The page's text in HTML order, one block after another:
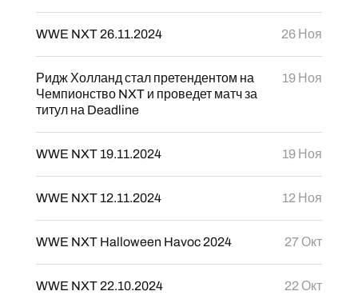
WWE NXT 26.11.2024 26 Ноя
Ридж Холланд стал претендентом на
Чемпионство NXT и проведет матч за
титул на Deadline
19 Ноя
WWE NXT 19.11.2024 19 Ноя
WWE NXT 12.11.2024 12 Ноя
WWE NXT Halloween Havoc 2024 27 Окт
WWE NXT 22.10.2024 22 Окт